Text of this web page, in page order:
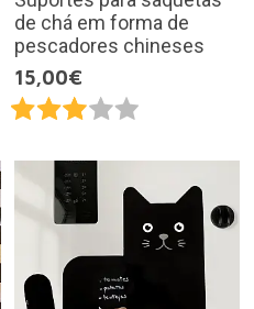
de chá em forma de
pescadores chineses
15,00€